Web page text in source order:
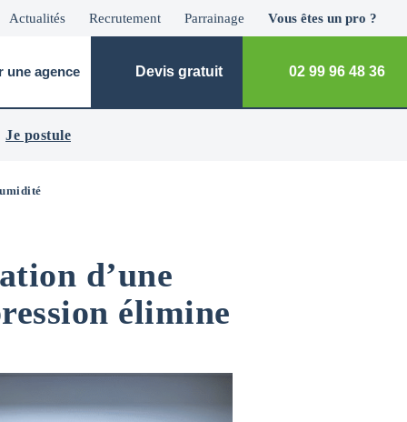
Actualités Recrutement Parrainage Vous êtes un pro ?
une agence Devis gratuit 02 99 96 48 36
Je postule
d’une
élimine